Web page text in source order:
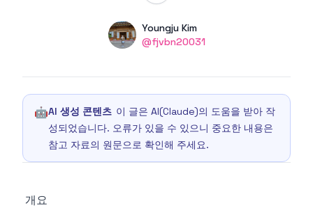
Name
Youngju Kim
Twitter
@fjvbn20031
🤖AI 생성 콘텐츠 이 글은 AI(Claude)의 도움을 받아 작
성되었습니다. 오류가 있을 수 있으니 중요한 내용은
참고 자료의 원문으로 확인해 주세요.
개요